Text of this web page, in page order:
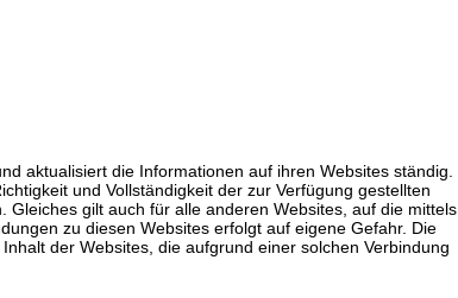
aktualisiert die Informationen auf ihren Websites ständig.
und Vollständigkeit der zur Verfügung gestellten
gilt auch für alle anderen Websites, auf die mittels
zu diesen Websites erfolgt auf eigene Gefahr. Die
der Websites, die aufgrund einer solchen Verbindung